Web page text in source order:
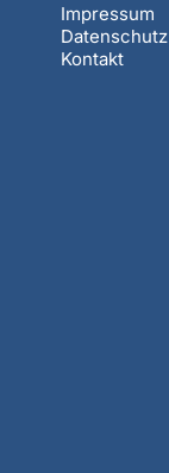
Impressum
Datenschutz
Kontakt